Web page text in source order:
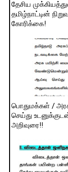
தேசிய
தமிழ்நாட்டின்
கோரிக்கை!
பொதுமக்கள் /
செய்து
அறிவுரை!!